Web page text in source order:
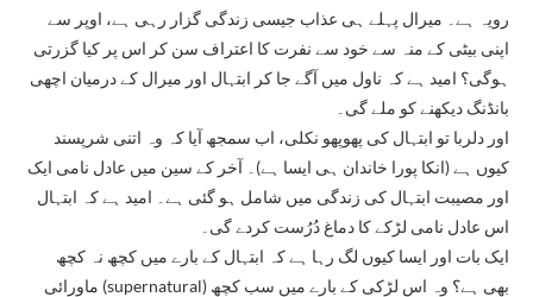
رویہ ہے۔ میرال پہلے ہی عذاب جیسی زندگی گزار رہی ہے، اوپر سے
اپنی بیٹی کے منہ سے خود سے نفرت کا اعتراف سن کر اس پر کیا گزرتی
ہوگی؟ امید ہے کہ ناول میں آگے جا کر ابتہال اور میرال کے درمیان اچھی
بانڈنگ دیکھنے کو ملے گی۔
اور دلربا تو ابتہال کی پھوپھو نکلی، اب سمجھ آیا کہ وہ اتنی شرپسند
کیوں ہے (انکا پورا خاندان ہی ایسا ہے)۔ آخر کے سین میں عادل نامی ایک
اور مصیبت ابتہال کی زندگی میں شامل ہو گئی ہے۔ امید ہے کہ ابتہال
اس عادل نامی لڑکے کا دماغ دُرُست کردے گی۔
ایک بات اور ایسا کیوں لگ رہا ہے کہ ابتہال کے بارے میں کچھ نہ کچھ
ماورائی (supernatural) بھی ہے؟ وہ اس لڑکی کے بارے میں سب کچھ